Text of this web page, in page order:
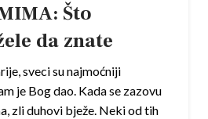
Što
da znate
sveci su najmoćniji
je Bog dao. Kada se zazovu
zli duhovi bježe. Neki od tih